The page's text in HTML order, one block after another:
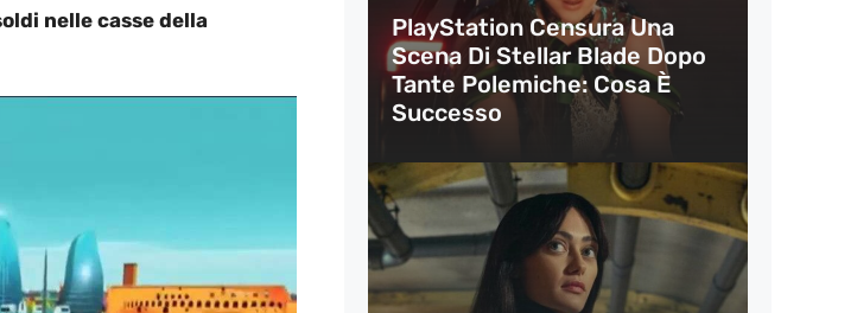
nelle casse della
PlayStation Censura Una
Scena Di Stellar Blade Dopo
Tante Polemiche: Cosa È
Successo